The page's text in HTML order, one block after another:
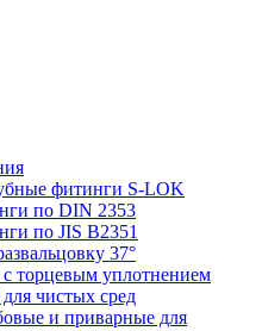
фитинги S-LOK
по DIN 2353
по JIS B2351
37°
торцевым уплотнением
чистых сред
и приварные для